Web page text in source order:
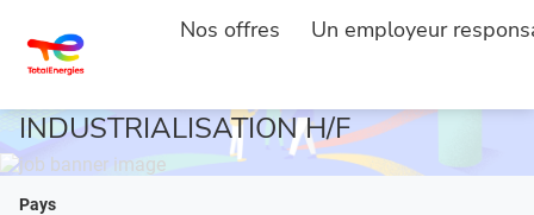
Nos offres Un employeur
DESCRIPTION DE L'EMPLOI
INDUSTRIALISATION H/F
Pays